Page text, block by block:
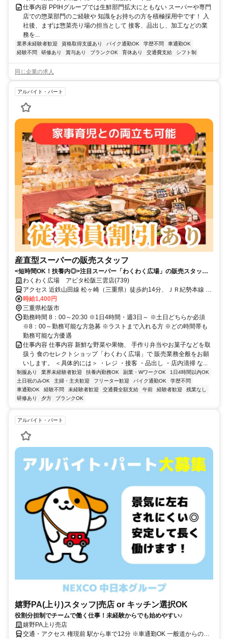
仕事内容 PPIHグループでは生鮮部門拡大にともない スーパーや専門
店での惣菜部門のご経験や 知識をお持ちの方を積極採用中です！ 入
社後、まずは惣菜売り場の担当として 接客、品出し、加工などの業
務を...
業界未経験者歓迎 資格取得支援あり バイク通勤OK 学歴不問
車通勤OK
経験不問
研修あり 賞与あり ブランクOK 育休あり 交通費支給 シフト制
同じ企業の求人
アルバイト・パート
産直型スーパーの販売スタッフ
<短時間OK！扶養内◎>注目スーパー「わくわく広場」の販売スタッ
フ！未経験歓迎！ブランクOK/主婦（主夫）活躍中
わくわく広場 アピタ松阪三雲店(739)
アクセス 近鉄山田線 松ヶ崎（三重県）徒歩約14分、ＪＲ紀勢本線 六
軒（三重県）徒歩約28分、ＪＲ名松線 上ノ庄徒歩約29分
時給1,400円
三重県松阪市
勤務時間 8：00～20:30 ※1日4時間・週3日～ ※土日どちらか必須
※8：00～勤務可能な方急募 ※ラストまで入れる方 ※どの時間帯も
勤務可能な方優遇
仕事内容 仕事内容 新鮮な野菜や果物、 手作り弁当やお菓子などを取
扱う 食のセレクトショップ「わくわく広場」で 販売業務全般をお願
いします。 ＜具体的には＞ ・レジ ・接客 ・品出し ・店内清掃 な...
制服あり 業界未経験者歓迎 扶養内勤務OK 副業・WワークOK
1日4時間以内OK
土日祝のみOK
主婦・主夫歓迎 フリーター歓迎 バイク通勤OK
学歴不問
車通勤OK
経験不問 未経験者歓迎 交通費全額支給 午前 経験者歓迎
残業なし
研修あり
夕方 ブランクOK
アルバイト・パート
嬉野PA(上り)スタッフ|売店 or キッチン選択OK
役割分担制でチームで働く仕事！未経験からでも始めやすい♪
嬉野PA上り売店
交通・アクセス 権現前 駅から車で12分 ※車通勤OK 一般道からの通